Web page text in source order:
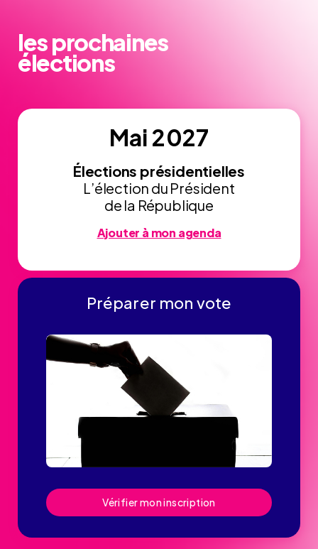
les prochaines
élections
Mai 2027
Élections présidentielles
L’élection du Président
de la République
Ajouter à mon agenda
Préparer mon vote
Vérifier mon inscription